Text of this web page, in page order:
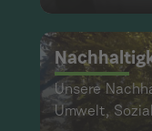
Unsere
Umwelt,